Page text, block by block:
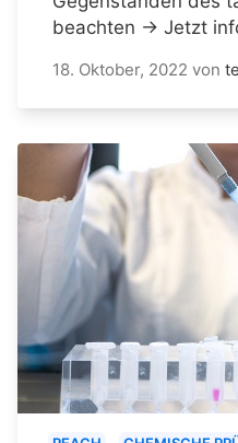
beachten → Jetzt
18. Oktober, 2022 von